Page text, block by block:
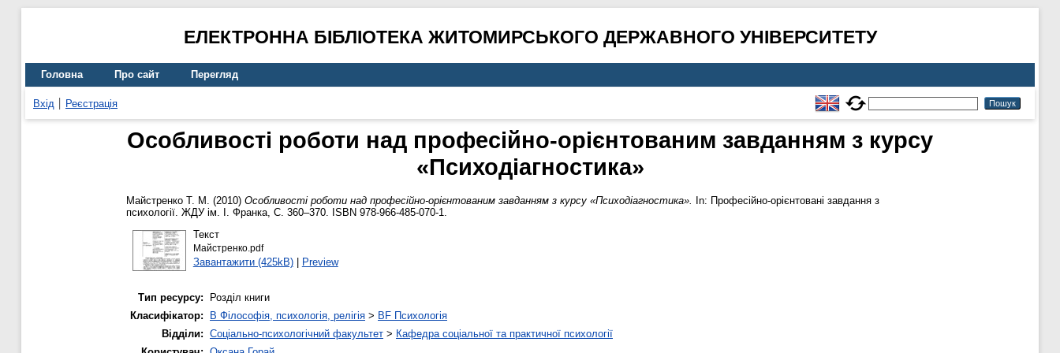
ЕЛЕКТРОННА БІБЛІОТЕКА ЖИТОМИРСЬКОГО ДЕРЖАВНОГО УНІВЕРСИТЕТУ
Головна Про сайт Перегляд
Вхід Реєстрація
Особливості роботи над професійно-орієнтованим завданням з курсу
«Психодіагностика»
Майстренко Т. М. (2010) Особливості роботи над професійно-орієнтованим завданням з курсу «Психодіагностика».
In: Професійно-орієнтовані завдання з
психології. ЖДУ ім. І. Франка, С. 360–370. ISBN 978-966-485-070-1.
Текст
Майстренко.pdf
Завантажити (425kB)| Preview
Тип ресурсу:
Розділ книги
Класифікатор:
B Філософія, психологія, релігія > BF Психологія
Відділи: Соціально-психологічний факультет > Кафедра соціальної та практичної психології